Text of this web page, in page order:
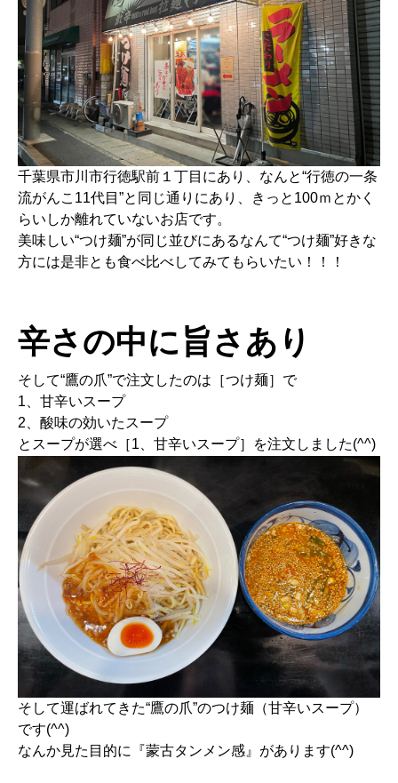
千葉県市川市行徳駅前１丁目にあり、なんと“行徳の一条
流がんこ11代目”と同じ通りにあり、きっと100ｍとかく
らいしか離れていないお店です。
美味しい“つけ麺”が同じ並びにあるなんて“つけ麺”好きな
方には是非とも食べ比べしてみてもらいたい！！！
辛さの中に旨さあり
そして“鷹の爪”で注文したのは［つけ麺］で
1、甘辛いスープ
2、酸味の効いたスープ
とスープが選べ［1、甘辛いスープ］を注文しました(^^)
そして運ばれてきた“鷹の爪”のつけ麺（甘辛いスープ）
です(^^)
なんか見た目的に『蒙古タンメン感』があります(^^)